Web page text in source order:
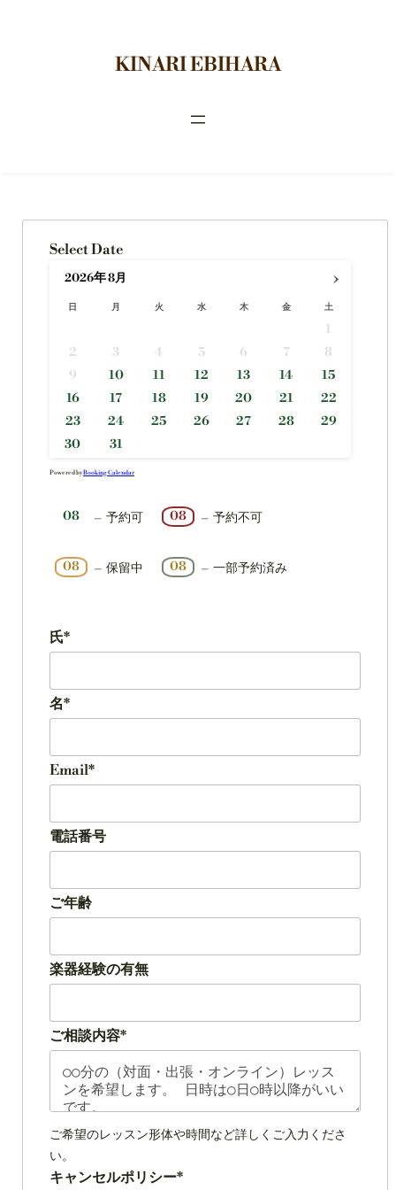
KINARI EBIHARA
Select Date
›
2026年8月
日 月 火 水 木 金 土
1
2
3 4 5 6 7
8
9
10 11 12 13 14
15
16
17 18 19 20 21
22
23
24 25 26 27 28
29
30
31
Powered byBooking Calendar
08 – 予約可 08 – 予約不可
08 – 保留中 ·
08 – 一部予約済み
氏*
名*
Email*
電話番号
ご年齢
楽器経験の有無
ご相談内容*
ご希望のレッスン形体や時間など詳しくご入力くださ
い。
キャンセルポリシー*